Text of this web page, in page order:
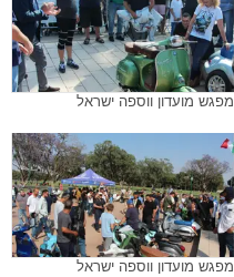
מפגש מועדון ווספה ישראל
מפגש מועדון ווספה ישראל